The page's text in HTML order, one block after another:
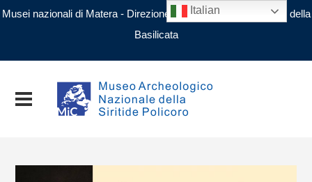
Musei nazionali di Matera - Direzione regionale Musei nazionali della
Basilicata
Italian